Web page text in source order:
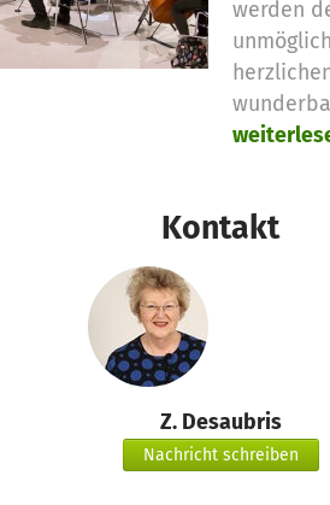
werden
Kontakt
Z. Desaubris
Nachricht schreiben